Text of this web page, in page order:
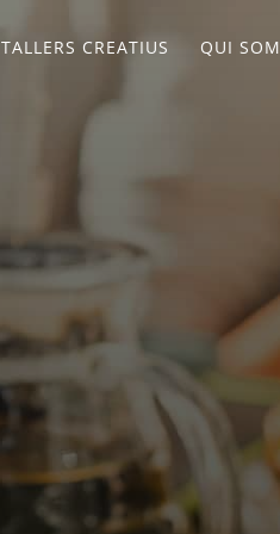
TALLERS CREATIUS QUI SOM